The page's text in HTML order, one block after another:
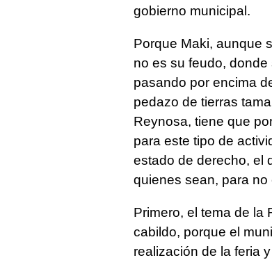
gobierno municipal.
Porque Maki, aunque
no es su feudo, donde
pasando por encima
pedazo de tierras
Reynosa, tiene que
para este tipo de
estado de derecho, el
quienes sean, para
Primero, el tema de la
cabildo, porque el
realización de la feria